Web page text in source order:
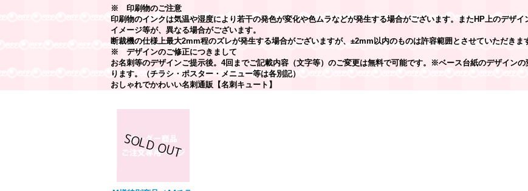
※ 印刷物のご注意
印刷物のインクは気温や湿度により若干の発色が変化や色ムラなどが発生する場合がございます。またHP上のデザイ
イメージ等が、異なる場合がございます。
断裁機の仕様上最大2mm程のズレが発生する場合がございますが、±2mm以内のものは許容範囲とさせていただきま
※ デザインのご修正につきまして
お名刺等のデザインご提示後。4回までご記載内容（文字等）のご変更は無料で可能です。※ベース台紙のデザイン
ります。（チラシ・ポスター・メニュー等は各別記）
おしゃれでかわいい名刺通販【名刺キュート】